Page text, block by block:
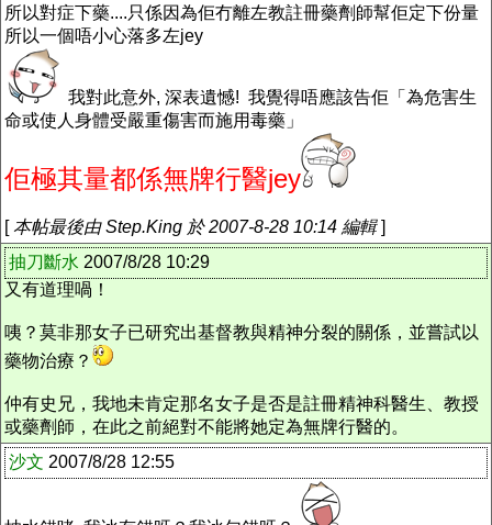
所以對症下藥....只係因為佢冇離左教註冊藥劑師幫佢定下份量
所以一個唔小心落多左jey
我對此意外, 深表遺憾! 我覺得唔應該告佢「為危害生
命或使人身體受嚴重傷害而施用毒藥」
佢極其量都係無牌行醫jey
[本帖最後由 Step.King 於 2007-8-28 10:14 編輯]
抽刀斷水 2007/8/28 10:29
又有道理喎！
咦？莫非那女子已研究出基督教與精神分裂的關係，並嘗試以
藥物治療？
仲有史兄，我地未肯定那名女子是否是註冊精神科醫生、教授
或藥劑師，在此之前絕對不能將她定為無牌行醫的。
沙文 2007/8/28 12:55